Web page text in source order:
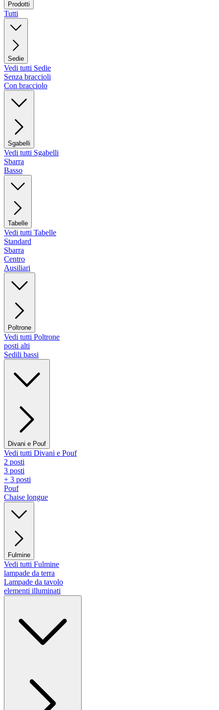
Prodotti
Tutti
Sedie
Vedi tutti Sedie
Senza braccioli
Con bracciolo
Sgabelli
Vedi tutti Sgabelli
Sbarra
Basso
Tabelle
Vedi tutti Tabelle
Standard
Sbarra
Centro
Ausiliari
Poltrone
Vedi tutti Poltrone
posti alti
Sedili bassi
Divani e Pouf
Vedi tutti Divani e Pouf
2 posti
3 posti
+ 3 posti
Pouf
Chaise longue
Fulmine
Vedi tutti Fulmine
lampade da terra
Lampade da tavolo
elementi illuminati